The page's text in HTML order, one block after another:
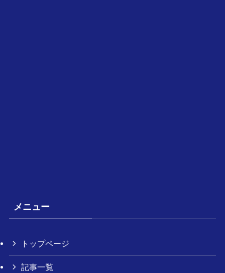
メニュー
トップページ
記事一覧